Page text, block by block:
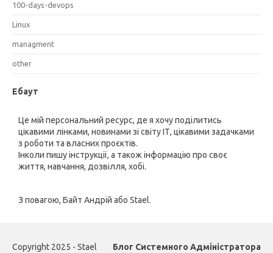
100-days-devops
Linux
managment
other
Ебаут
Це мій персональний ресурс, де я хочу поділитись
цікавими лінками, новинами зі світу ІТ, цікавими задачками
з роботи та власних проєктів.
Інколи пишу інструкції, а також інформацію про своє
життя, навчання, дозвілля, хобі.
З повагою, Байт Андрій або Stael.
Copyright 2025 - Stael Блог Системного Адміністратора